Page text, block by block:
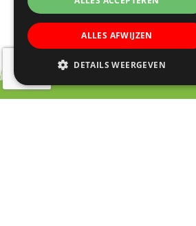
ALLES AFWIJZEN
DETAILS WEERGEVEN